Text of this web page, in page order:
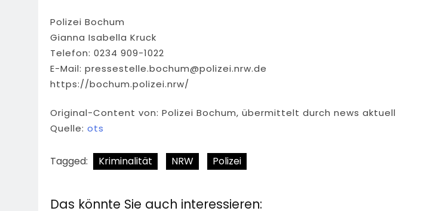
Polizei Bochum
Gianna Isabella Kruck
Telefon: 0234 909-1022
E-Mail: pressestelle.bochum@polizei.nrw.de
https://bochum.polizei.nrw/
Original-Content von: Polizei Bochum, übermittelt durch news aktuell
Quelle: ots
Tagged: Kriminalität NRW Polizei
Das könnte Sie auch interessieren: